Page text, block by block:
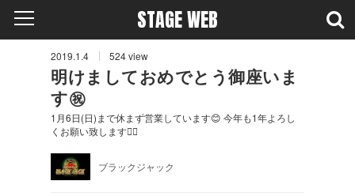
STAGE WEB
2019.1.4 524view
明けましておめでとう御座いま
す㊗️
1月6日(日)まで休まず営業しています😊 今年も1年よろし
くお願い致します🙇‍♂️
ブラックジャック